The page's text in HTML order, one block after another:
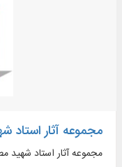
مجموعه آثار استاد
مجموعه آثار استاد شهید